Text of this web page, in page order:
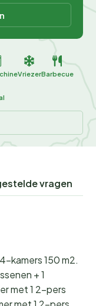
VriezerBarbecue
vragen
kamers 150 m2.
+ 1
met 1 2-pers